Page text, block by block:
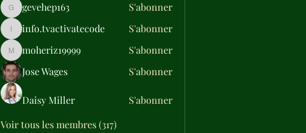
gevehep163
gevehep163 S'abonner
info.tvactivatecode
info.tvactivatecode S'abonner
moheriz19999
moheriz19999
S'abonner
Jose Wages
S'abonner
Daisy Miller
S'abonner
Voir tous les membres (317)